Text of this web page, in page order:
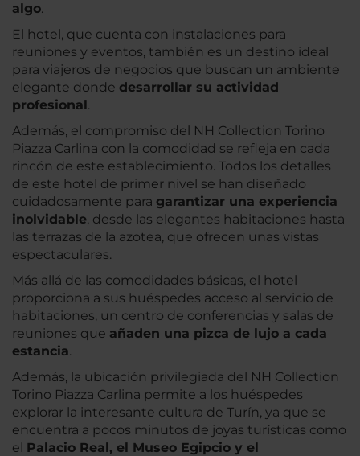
algo.
El hotel, que cuenta con instalaciones para
reuniones y eventos, también es un destino ideal
para viajeros de negocios que buscan un ambiente
elegante donde desarrollar su actividad
profesional .
Además, el compromiso del NH Collection Torino
Piazza Carlina con la comodidad se refleja en cada
rincón de este establecimiento. Todos los detalles
de este hotel de primer nivel se han diseñado
cuidadosamente para garantizar una experiencia
inolvidable, desde las elegantes habitaciones hasta
las terrazas de la azotea, que ofrecen unas vistas
espectaculares.
Más allá de las comodidades básicas, el hotel
proporciona a sus huéspedes acceso al servicio de
habitaciones, un centro de conferencias y salas de
reuniones que añaden una pizca de lujo a cada
estancia.
Además, la ubicación privilegiada del NH Collection
Torino Piazza Carlina permite a los huéspedes
explorar la interesante cultura de Turín, ya que se
encuentra a pocos minutos de joyas turísticas como
el Palacio Real, el Museo Egipcio y el